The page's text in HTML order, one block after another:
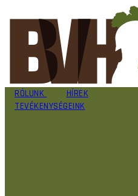
RÓLUNK
HÍREK
TEVÉKENYSÉGEINK